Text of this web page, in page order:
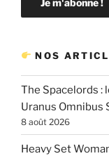
NOS
The Spacelords :
Uranus Omnibus
8 août 2026
Heavy Set